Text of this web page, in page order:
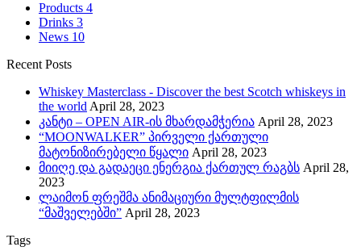
Products 4
Drinks 3
News 10
Recent Posts
Whiskey Masterclass - Discover the best Scotch whiskeys in
the worldApril 28, 2023
კანტი – OPEN AIR-ის მხარდამჭერია April 28, 2023
“MOONWALKER” პირველი ქართული
მატონიზირებელი წყალი April 28, 2023
მიიღე და გადაეცი ენერგია ქართულ რაგბს April 28,
2023
ლაიმონ ფრეშმა ანიმაციური მულტფილმის
“მაშველებში” April 28, 2023
Tags